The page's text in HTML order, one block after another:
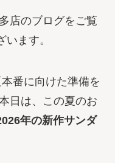
店のブログをご覧
ます。
番に向けた準備を
日は、この夏のお
年の新作サンダ